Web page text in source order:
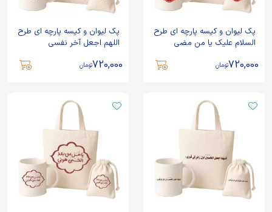
پک لیوان و کیسه پارچه ای طرح
السلام علیک یا من مضی
720,000تومان
پک لیوان و کیسه پارچه ای طرح
اللهم اجعل آخر نفسی
720,000تومان